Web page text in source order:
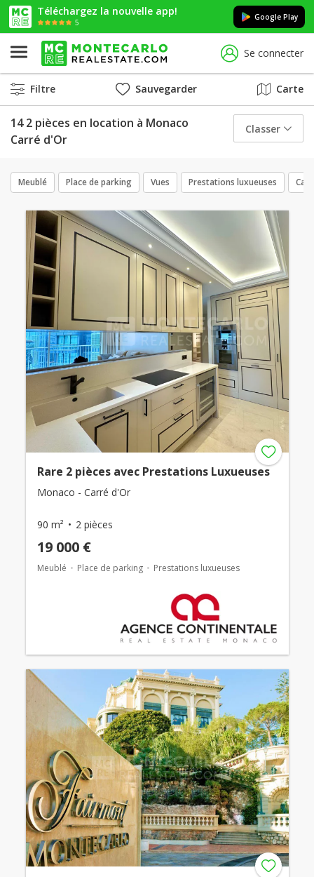
Téléchargez la nouvelle app!
5
Google Play
Se connecter
Filtre Sauvegarder Carte
14 2 pièces en location à Monaco
Carré d'Or
Classer
Meublé Place de parking Vues Prestations luxueuses Cave
Rare 2 pièces avec Prestations Luxueuses
Monaco - Carré d'Or
90 m² 2 pièces
19 000 €
Meublé Place de parking Prestations luxueuses